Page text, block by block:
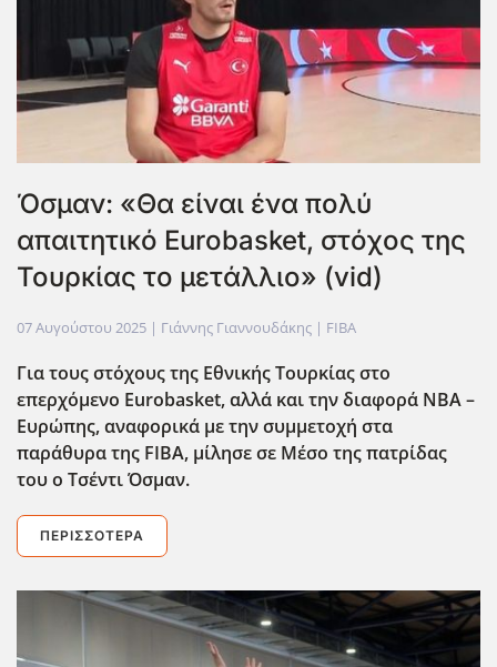
Όσμαν: «Θα είναι ένα πολύ
απαιτητικό Eurobasket, στόχος της
Τουρκίας το μετάλλιο» (vid)
07 Αυγούστου 2025 | Γιάννης Γιαννουδάκης | FIBA
Για τους στόχους της Εθνικής Τουρκίας στο
επερχόμενο Eurobasket, αλλά και την διαφορά ΝΒΑ –
Ευρώπης, αναφορικά με την συμμετοχή στα
παράθυρα της FIBA, μίλησε σε Μέσο της πατρίδας
του ο Τσέντι Όσμαν.
ΠΕΡΙΣΣΌΤΕΡΑ